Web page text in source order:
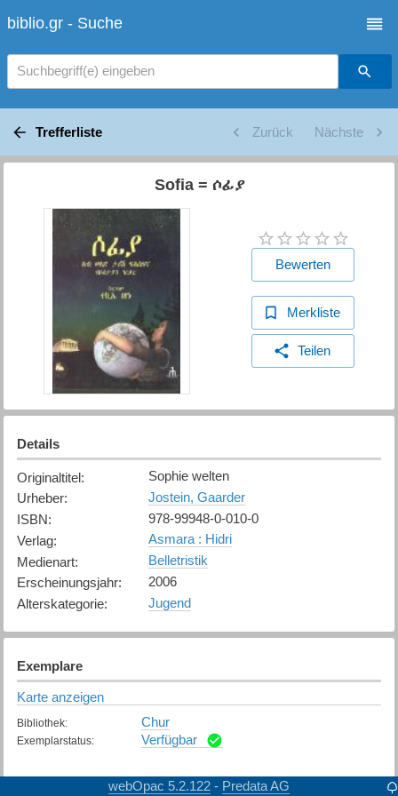
biblio.gr - Suche
Suchbegriff(e) eingeben
Trefferliste Zurück Nächste
Sofia = ሶፊያ
Bewerten
Merkliste
Teilen
Details
Originaltitel:
Sophie welten
Urheber:
Jostein, Gaarder
ISBN:
978-99948-0-010-0
Verlag:
Asmara : Hidri
Medienart:
Belletristik
Erscheinungsjahr:
2006
Alterskategorie: Jugend
Exemplare
Karte anzeigen
Bibliothek: Chur
Exemplarstatus: Verfügbar
webOpac 5.2.122 - Predata AG